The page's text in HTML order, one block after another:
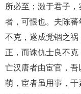
所必至；激于君子
者，可恨也。夫陈
不克，遂成党锢之
正，而诛仇士良不
亡汉唐者由宦官，
萌，宦者虽用事，